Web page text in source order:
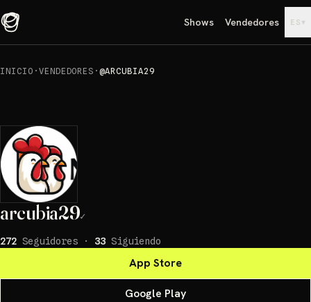
Shows Vendedores ES ▾
INICIO · VENDEDORES ·@ARCUBIA29
arcubia29✓
272 Seguidores · 33 Siguiendo
App Store
Google Play